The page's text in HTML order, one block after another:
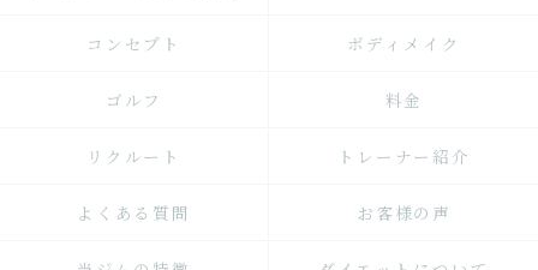
コンセプト ボディメイク
ゴルフ 料金
リクルート トレーナー紹介
よくある質問 お客様の声